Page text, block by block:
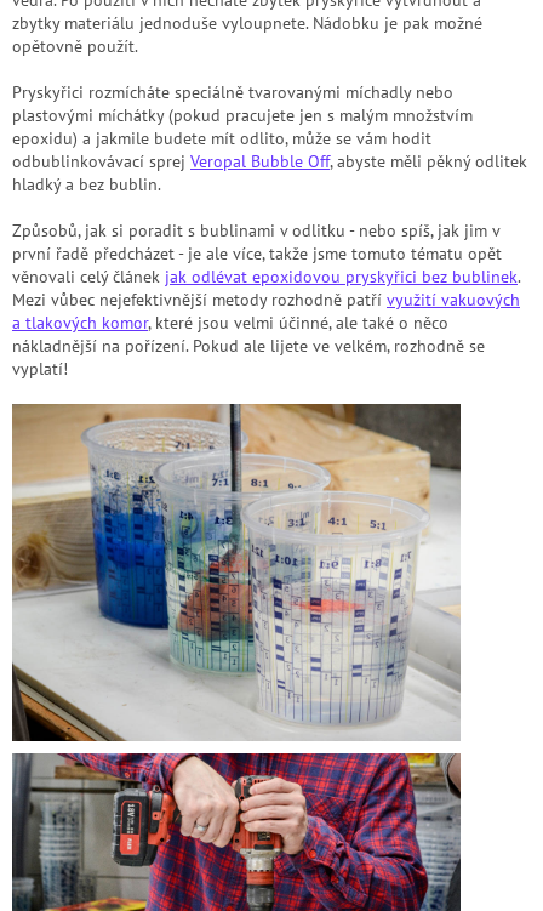
zbytky materiálu jednoduše vyloupnete. Nádobku je pak možné
opětovně použít.
Pryskyřici rozmícháte speciálně tvarovanými míchadly nebo
plastovými míchátky (pokud pracujete jen s malým množstvím
epoxidu) a jakmile budete mít odlito, může se vám hodit
odbublinkovávací sprej Veropal Bubble Off, abyste měli pěkný odlitek
hladký a bez bublin.
Způsobů, jak si poradit s bublinami v odlitku - nebo spíš, jak jim v
první řadě předcházet - je ale více, takže jsme tomuto tématu opět
věnovali celý článek jak odlévat epoxidovou pryskyřici bez bublinek.
Mezi vůbec nejefektivnější metody rozhodně patří využití vakuových
a tlakových komor, které jsou velmi účinné, ale také o něco
nákladnější na pořízení. Pokud ale lijete ve velkém, rozhodně se
vyplatí!